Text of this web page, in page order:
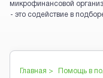
микрофинансовой
- это содействие в
Главная > Помощь в